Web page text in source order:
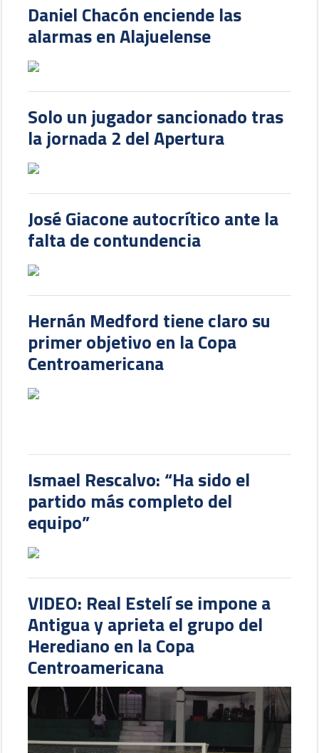
Daniel Chacón enciende las
alarmas en Alajuelense
Solo un jugador sancionado tras
la jornada 2 del Apertura
José Giacone autocrítico ante la
falta de contundencia
Hernán Medford tiene claro su
primer objetivo en la Copa
Centroamericana
Ismael Rescalvo: “Ha sido el
partido más completo del
equipo”
VIDEO: Real Estelí se impone a
Antigua y aprieta el grupo del
Herediano en la Copa
Centroamericana